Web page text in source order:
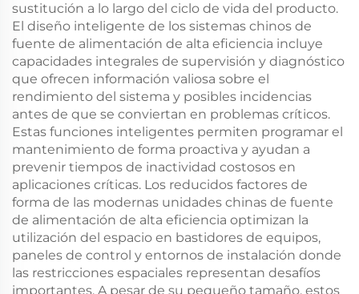
sustitución a lo largo del ciclo de vida del producto.
El diseño inteligente de los sistemas chinos de
fuente de alimentación de alta eficiencia incluye
capacidades integrales de supervisión y diagnóstico
que ofrecen información valiosa sobre el
rendimiento del sistema y posibles incidencias
antes de que se conviertan en problemas críticos.
Estas funciones inteligentes permiten programar el
mantenimiento de forma proactiva y ayudan a
prevenir tiempos de inactividad costosos en
aplicaciones críticas. Los reducidos factores de
forma de las modernas unidades chinas de fuente
de alimentación de alta eficiencia optimizan la
utilización del espacio en bastidores de equipos,
paneles de control y entornos de instalación donde
las restricciones espaciales representan desafíos
importantes. A pesar de su pequeño tamaño, estos